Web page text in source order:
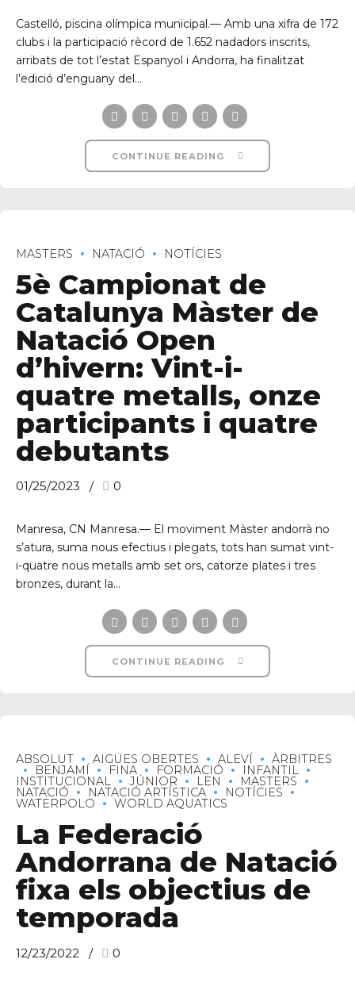
Castelló, piscina olímpica municipal.— Amb una xifra de 172
clubs i la participació rècord de 1.652 nadadors inscrits,
arribats de tot l’estat Espanyol i Andorra, ha finalitzat
l’edició d’enguany del...
CONTINUE READING
MASTERS NATACIÓ NOTÍCIES
5è Campionat de
Catalunya Màster de
Natació Open
d’hivern: Vint-i-
quatre metalls, onze
participants i quatre
debutants
01/25/2023 0
Manresa, CN Manresa.— El moviment Màster andorrà no
s’atura, suma nous efectius i plegats, tots han sumat vint-
i-quatre nous metalls amb set ors, catorze plates i tres
bronzes, durant la...
CONTINUE READING
ABSOLUT AIGÜES OBERTES ALEVÍ ÀRBITRES
BENJAMÍ FINA FORMACIÓ INFANTIL
INSTITUCIONAL JÚNIOR LEN MASTERS
NATACIÓ NATACIÓ ARTÍSTICA NOTÍCIES
WATERPOLO WORLD AQUATICS
La Federació
Andorrana de Natació
fixa els objectius de
temporada
12/23/2022 0